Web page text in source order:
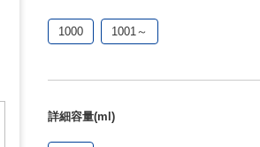
1000 1001～
詳細容量(ml)